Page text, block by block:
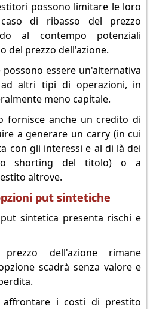
possono limitare le loro
di ribasso del prezzo
al contempo potenziali
del prezzo dell'azione.
essere un'alternativa
altri tipi di operazioni, in
meno capitale.
fornisce anche un credito di
a generare un carry (in cui
con gli interessi e al di là dei
shorting del titolo) o a
altrove.
put sintetiche
sintetica presenta rischi e
dell'azione rimane
scadrà senza valore e
i costi di prestito